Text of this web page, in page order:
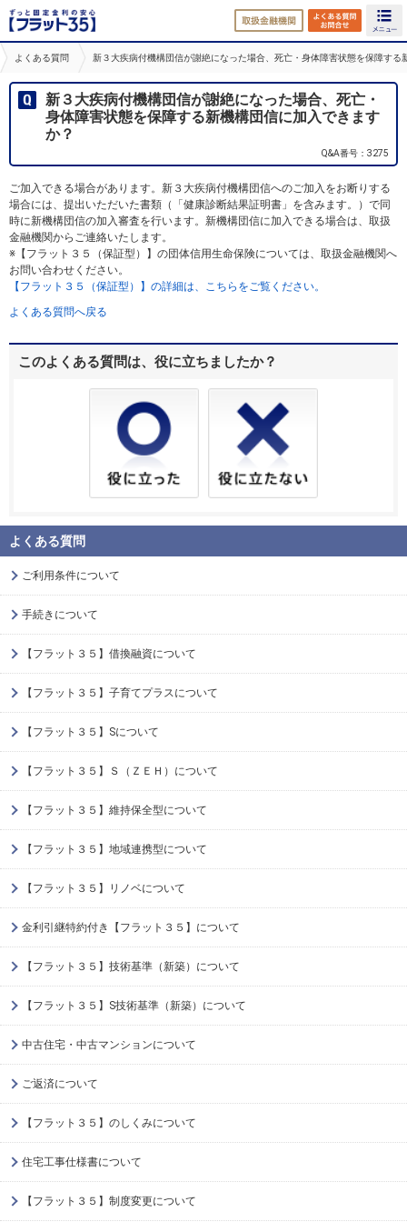
取扱金融機関 よくあ
よくある質問 新３大疾病付機構団信が謝絶になった場合、死亡・身体障害状態を保障する
新３大疾病付機構団信が謝絶になった場合、死亡・
身体障害状態を保障する新機構団信に加入できます
か？
Q&A番号：3275
ご加入できる場合があります。新３大疾病付機構団信へのご加入をお断りする
場合には、提出いただいた書類（「健康診断結果証明書」を含みます。）で同
時に新機構団信の加入審査を行います。新機構団信に加入できる場合は、取扱
金融機関からご連絡いたします。
※【フラット３５（保証型）】の団体信用生命保険については、取扱金融機関へ
お問い合わせください。
【フラット３５（保証型）】の詳細は、こちらをご覧ください。
よくある質問へ戻る
このよくある質問は、役に立ちましたか？
よくある質問
ご利用条件について
手続きについて
【フラット３５】借換融資について
【フラット３５】子育てプラスについて
【フラット３５】Sについて
【フラット３５】Ｓ（ＺＥＨ）について
【フラット３５】維持保全型について
【フラット３５】地域連携型について
【フラット３５】リノベについて
金利引継特約付き【フラット３５】について
【フラット３５】技術基準（新築）について
【フラット３５】S技術基準（新築）について
中古住宅・中古マンションについて
ご返済について
【フラット３５】のしくみについて
住宅工事仕様書について
【フラット３５】制度変更について